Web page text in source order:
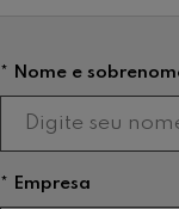
* Nome e
* Empresa